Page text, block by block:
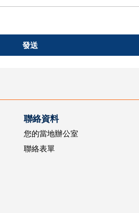
發送
聯絡資料
您的當地辦公室
聯絡表單